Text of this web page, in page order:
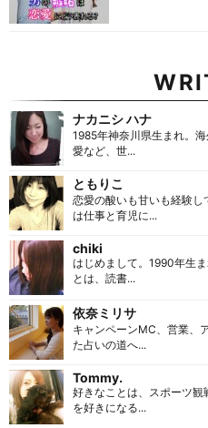
ナカニシ ハナ
1985年神奈川県生まれ。
愛など、世...
ともりこ
恋愛の酸いも甘いも経験
は仕事と育児に...
chiki
はじめまして。1990年生
とは、読書...
依奈ミリサ
キャンペーンMC、営業、
た占いの道へ...
Tommy.
好きなことは、スポーツ
を好きになる...